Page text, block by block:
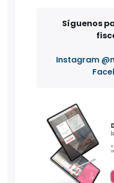
Síguenos
Instagram